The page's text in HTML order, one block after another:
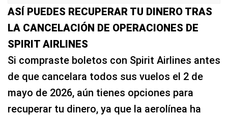
ASÍ PUEDES RECUPERAR TU DINERO TRAS
LA CANCELACIÓN DE OPERACIONES DE
SPIRIT AIRLINES
Si compraste boletos con Spirit Airlines antes
de que cancelara todos sus vuelos el 2 de
mayo de 2026, aún tienes opciones para
recuperar tu dinero, ya que la aerolínea ha